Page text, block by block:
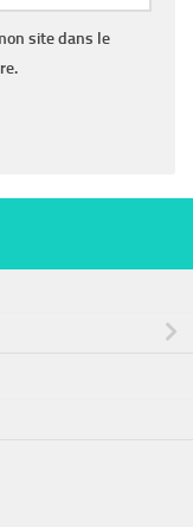
site dans le